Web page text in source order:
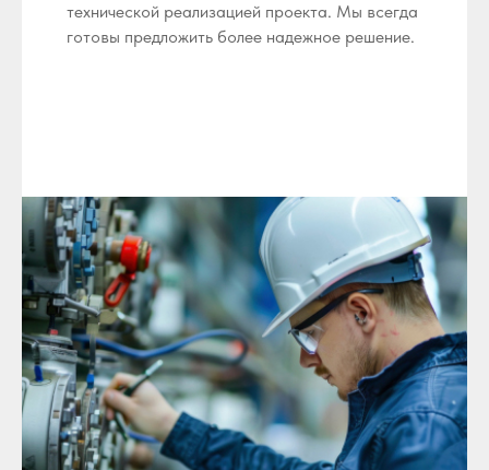
технической реализацией проекта. Мы всегда
готовы предложить более надежное решение.